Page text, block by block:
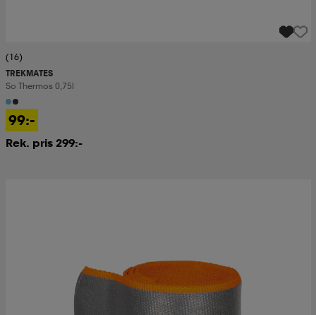
(16)
TREKMATES
So Thermos 0,75l
99:-
Rek. pris 299:-